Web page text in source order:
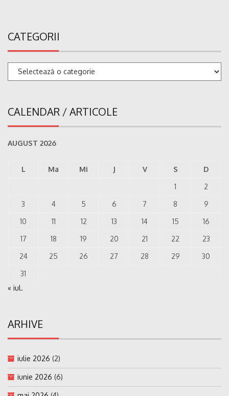
CATEGORII
Categorii
CALENDAR / ARTICOLE
AUGUST 2026
L Ma Mi J V S
D
1
2
3
4 5 6 7 8
9
10
11 12 13 14 15
16
17
18 19 20 21 22
23
24
25 26 27 28 29
30
31
« iul.
ARHIVE
iulie 2026 (2)
iunie 2026 (6)